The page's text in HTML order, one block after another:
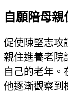
自願陪母
促使陳堅志攻
親住進養老院
自己的老年。
他逐漸觀察到